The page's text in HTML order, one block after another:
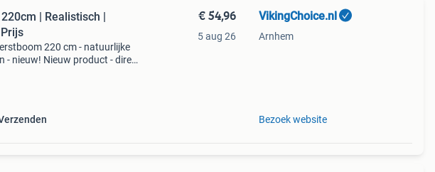
| Realistisch |
220 cm - natuurlijke
- nieuw! Nieuw product - direct
€ 54,96
5 aug 26
VikingChoice.nl
Arnhem
Bezoek website